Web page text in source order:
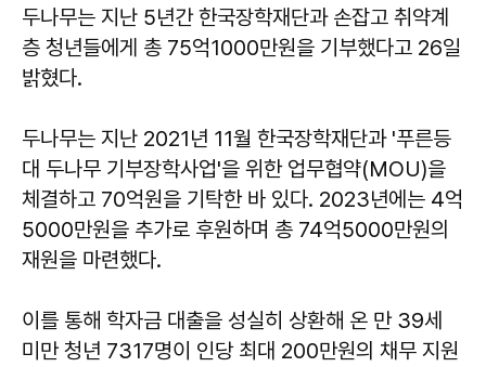
두나무는 지난 5년간 한국장학재단과 손잡고 취약계
층 청년들에게 총 75억1000만원을 기부했다고 26일
밝혔다.
두나무는 지난 2021년 11월 한국장학재단과 '푸른등
대 두나무 기부장학사업'을 위한 업무협약(MOU)을
체결하고 70억원을 기탁한 바 있다. 2023년에는 4억
5000만원을 추가로 후원하며 총 74억5000만원의
재원을 마련했다.
이를 통해 학자금 대출을 성실히 상환해 온 만 39세
미만 청년 7317명이 인당 최대 200만원의 채무 지원